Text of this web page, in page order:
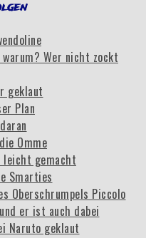
Wer nicht zockt
geklaut
Plan
Omme
leicht gemacht
Smarties
Oberschrumpels Piccolo
er ist auch dabei
Naruto geklaut